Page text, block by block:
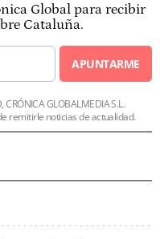
Global para recibir
Cataluña.
APUNTARME
GLOBALMEDIA S.L.
remitirle noticias de actualidad.